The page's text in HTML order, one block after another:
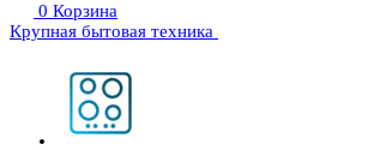
0 Корзина
Крупная бытовая техника